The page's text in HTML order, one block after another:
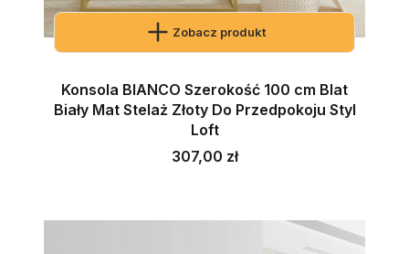
Zobacz produkt
Konsola BIANCO Szerokość 100 cm Blat
Biały Mat Stelaż Złoty Do Przedpokoju Styl
Loft
Cena
307,00 zł